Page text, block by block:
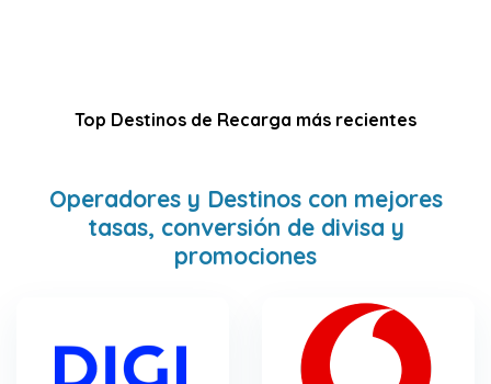
Top Destinos de Recarga más recientes
Operadores y Destinos con mejores
tasas, conversión de divisa y
promociones